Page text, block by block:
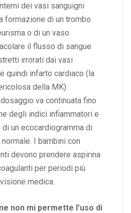
dei vasi sanguigni
formazione di un trombo
o di un vaso
il flusso di sangue
irrorati dai vasi
quindi infarto cardiaco (la
della MK).
va continuata fino
degli indici infiammatori e
un ecocardiogramma di
I bambini con
devono prendere aspirina
per periodi più
medica.
non mi permette l’uso di